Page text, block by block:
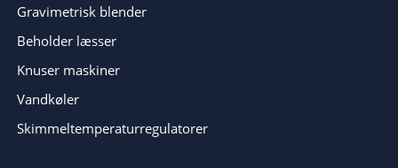
Gravimetrisk blender
Beholder læsser
Knuser maskiner
Vandkøler
Skimmeltemperaturregulatorer